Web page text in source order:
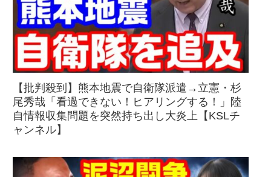
【批判殺到】熊本地震で自衛隊派遣→立憲・杉
尾秀哉「看過できない！ヒアリングする！」陸
自情報収集問題を突然持ち出し大炎上【KSLチ
ャンネル】